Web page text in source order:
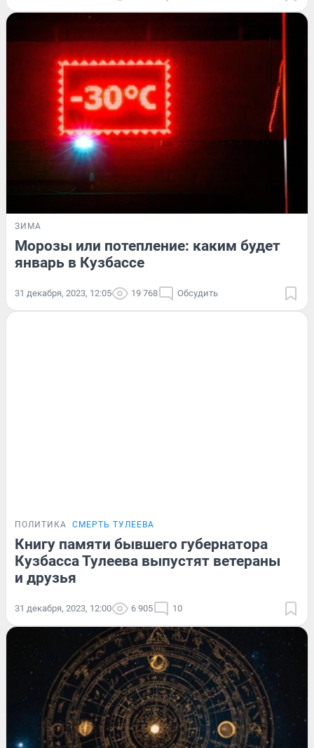
ЗИМА
Морозы или потепление: каким будет
январь в Кузбассе
31 декабря, 2023, 12:05 19 768 Обсудить
ПОЛИТИКА СМЕРТЬ ТУЛЕЕВА
Книгу памяти бывшего губернатора
Кузбасса Тулеева выпустят ветераны
и друзья
31 декабря, 2023, 12:00 6 905 10